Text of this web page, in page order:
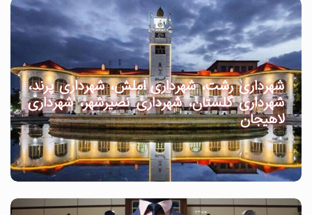
شهرداری رشت، شهرداری املش، شهرداری پرند،
شهرداری گلستان، شهرداری نصیرشهر، شهرداری
لاهیجان